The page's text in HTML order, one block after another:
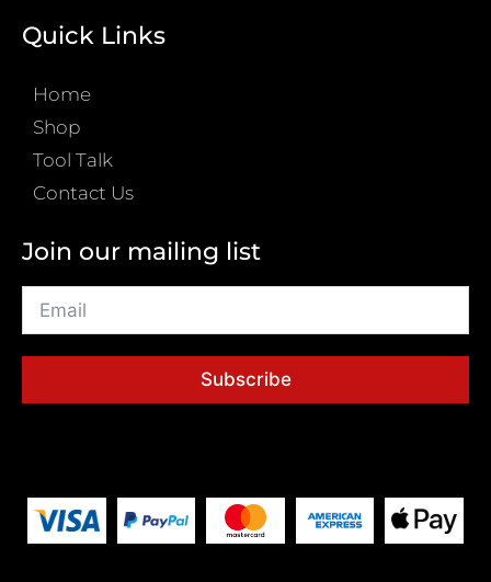
Quick Links
Home
Shop
Tool Talk
Contact Us
Join our mailing list
Subscribe